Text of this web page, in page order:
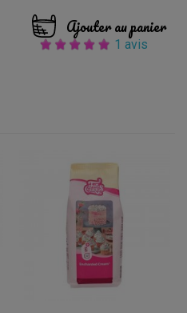
Ajouter au panier
1 avis